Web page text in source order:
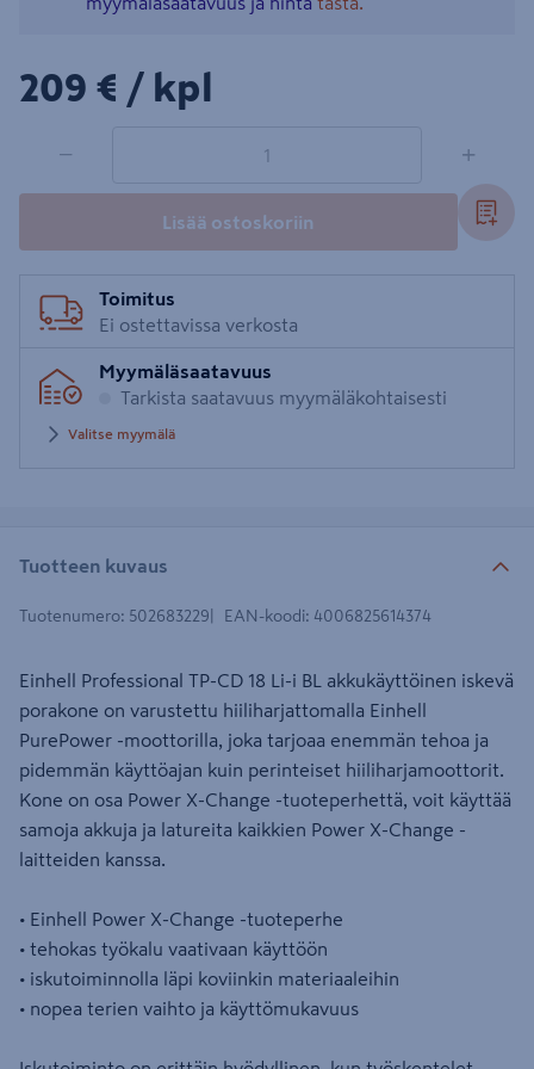
209€/kpl
209 € / kpl
− +
Lisää ostoskoriin
Toimitus
Ei ostettavissa verkosta
Myymäläsaatavuus
Tarkista saatavuus myymäläkohtaisesti
Valitse myymälä
Tuotteen kuvaus
Tuotenumero: 502683229 EAN-koodi: 4006825614374
Einhell Professional TP-CD 18 Li-i BL akkukäyttöinen iskevä
porakone on varustettu hiiliharjattomalla Einhell
PurePower -moottorilla, joka tarjoaa enemmän tehoa ja
pidemmän käyttöajan kuin perinteiset hiiliharjamoottorit.
Kone on osa Power X-Change -tuoteperhettä, voit käyttää
samoja akkuja ja latureita kaikkien Power X-Change -
laitteiden kanssa.
• Einhell Power X-Change -tuoteperhe
• tehokas työkalu vaativaan käyttöön
• iskutoiminnolla läpi koviinkin materiaaleihin
• nopea terien vaihto ja käyttömukavuus